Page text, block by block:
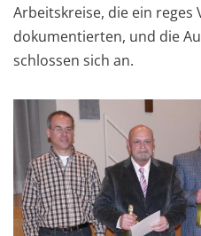
Arbeitskreise, die ein reges
dokumentierten, und die
schlossen sich an.